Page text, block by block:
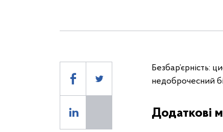
Безбар’єрність:
недоброчесний
Додаткові